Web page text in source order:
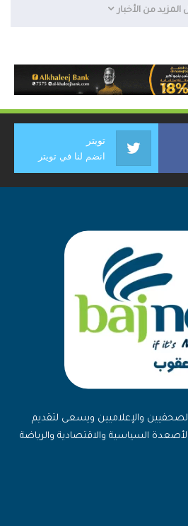
المزيد من الأخبار
تويتر
انضم لنا في تويتر
والإعلاميين ويسعى لتقديم
السياسية والاقتصادية والرياضة